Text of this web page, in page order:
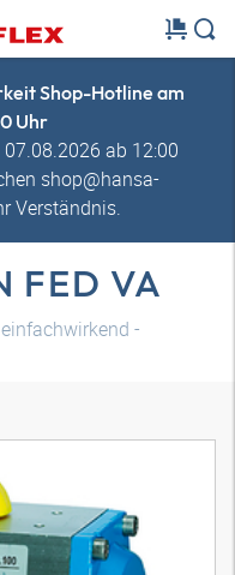
Shop-Hotline am
Uhr
ab 12:00
shop@hansa-
Verständnis.
FED VA
-